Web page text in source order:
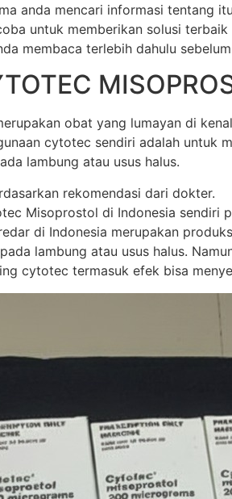
anda mencari informasi tentang
untuk memberikan solusi
membaca terlebih dahulu
obat yang lumayan di
cytotec sendiri adalah untuk
lambung atau usus halus.
rekomendasi dari dokter.
Misoprostol di Indonesia
di Indonesia merupakan
lambung atau usus halus.
cytotec termasuk efek bisa